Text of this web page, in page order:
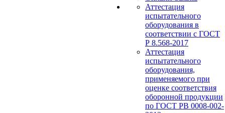
Аттестация
испытательного
оборудования в
соответствии с ГОСТ
Р 8.568-2017
Аттестация
испытательного
оборудования,
применяемого при
оценке соответствия
оборонной продукции
по ГОСТ РВ 0008-002-